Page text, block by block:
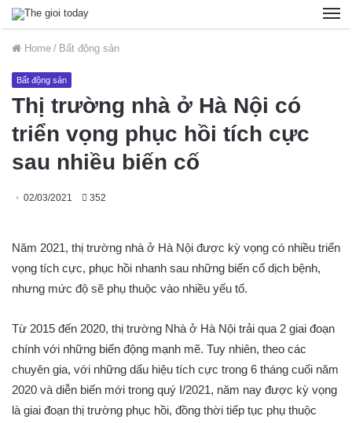
Home / Bất động sản
Bất động sản
Thị trường nhà ở Hà Nội có
triển vọng phục hồi tích cực
sau nhiều biến cố
02/03/2021 352
Năm 2021, thị trường nhà ở Hà Nội được kỳ vọng có nhiều triển
vọng tích cực, phục hồi nhanh sau những biến cố dịch bệnh,
nhưng mức độ sẽ phụ thuộc vào nhiều yếu tố.
Từ 2015 đến 2020, thị trường Nhà ở Hà Nội trải qua 2 giai đoạn
chính với những biến động mạnh mẽ. Tuy nhiên, theo các
chuyên gia, với những dấu hiệu tích cực trong 6 tháng cuối năm
2020 và diễn biến mới trong quý I/2021, năm nay được kỳ vọng
là giai đoạn thị trường phục hồi, đồng thời tiếp tục phụ thuộc